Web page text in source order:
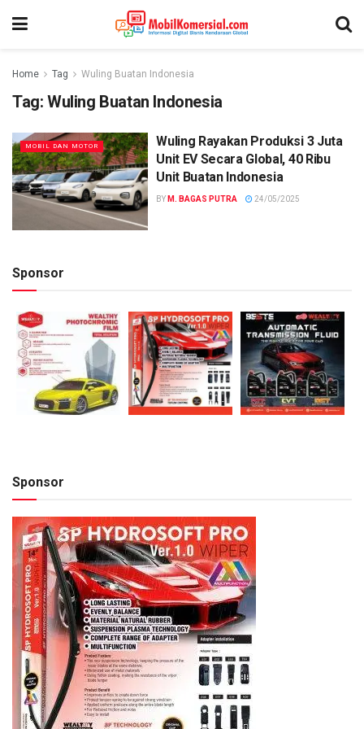
Home Tag Wuling Buatan Indonesia
Tag: Wuling Buatan Indonesia
MOBIL DAN MOTOR
Wuling Rayakan Produksi 3 Juta
Unit EV Secara Global, 40 Ribu
Unit Buatan Indonesia
BY M. BAGAS PUTRA 24/05/2025
Sponsor
Sponsor